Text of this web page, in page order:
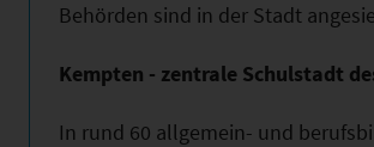
Behörden sind in der Stadt
Kempten - zentrale Schulstadt
In rund 60 allgemein- und